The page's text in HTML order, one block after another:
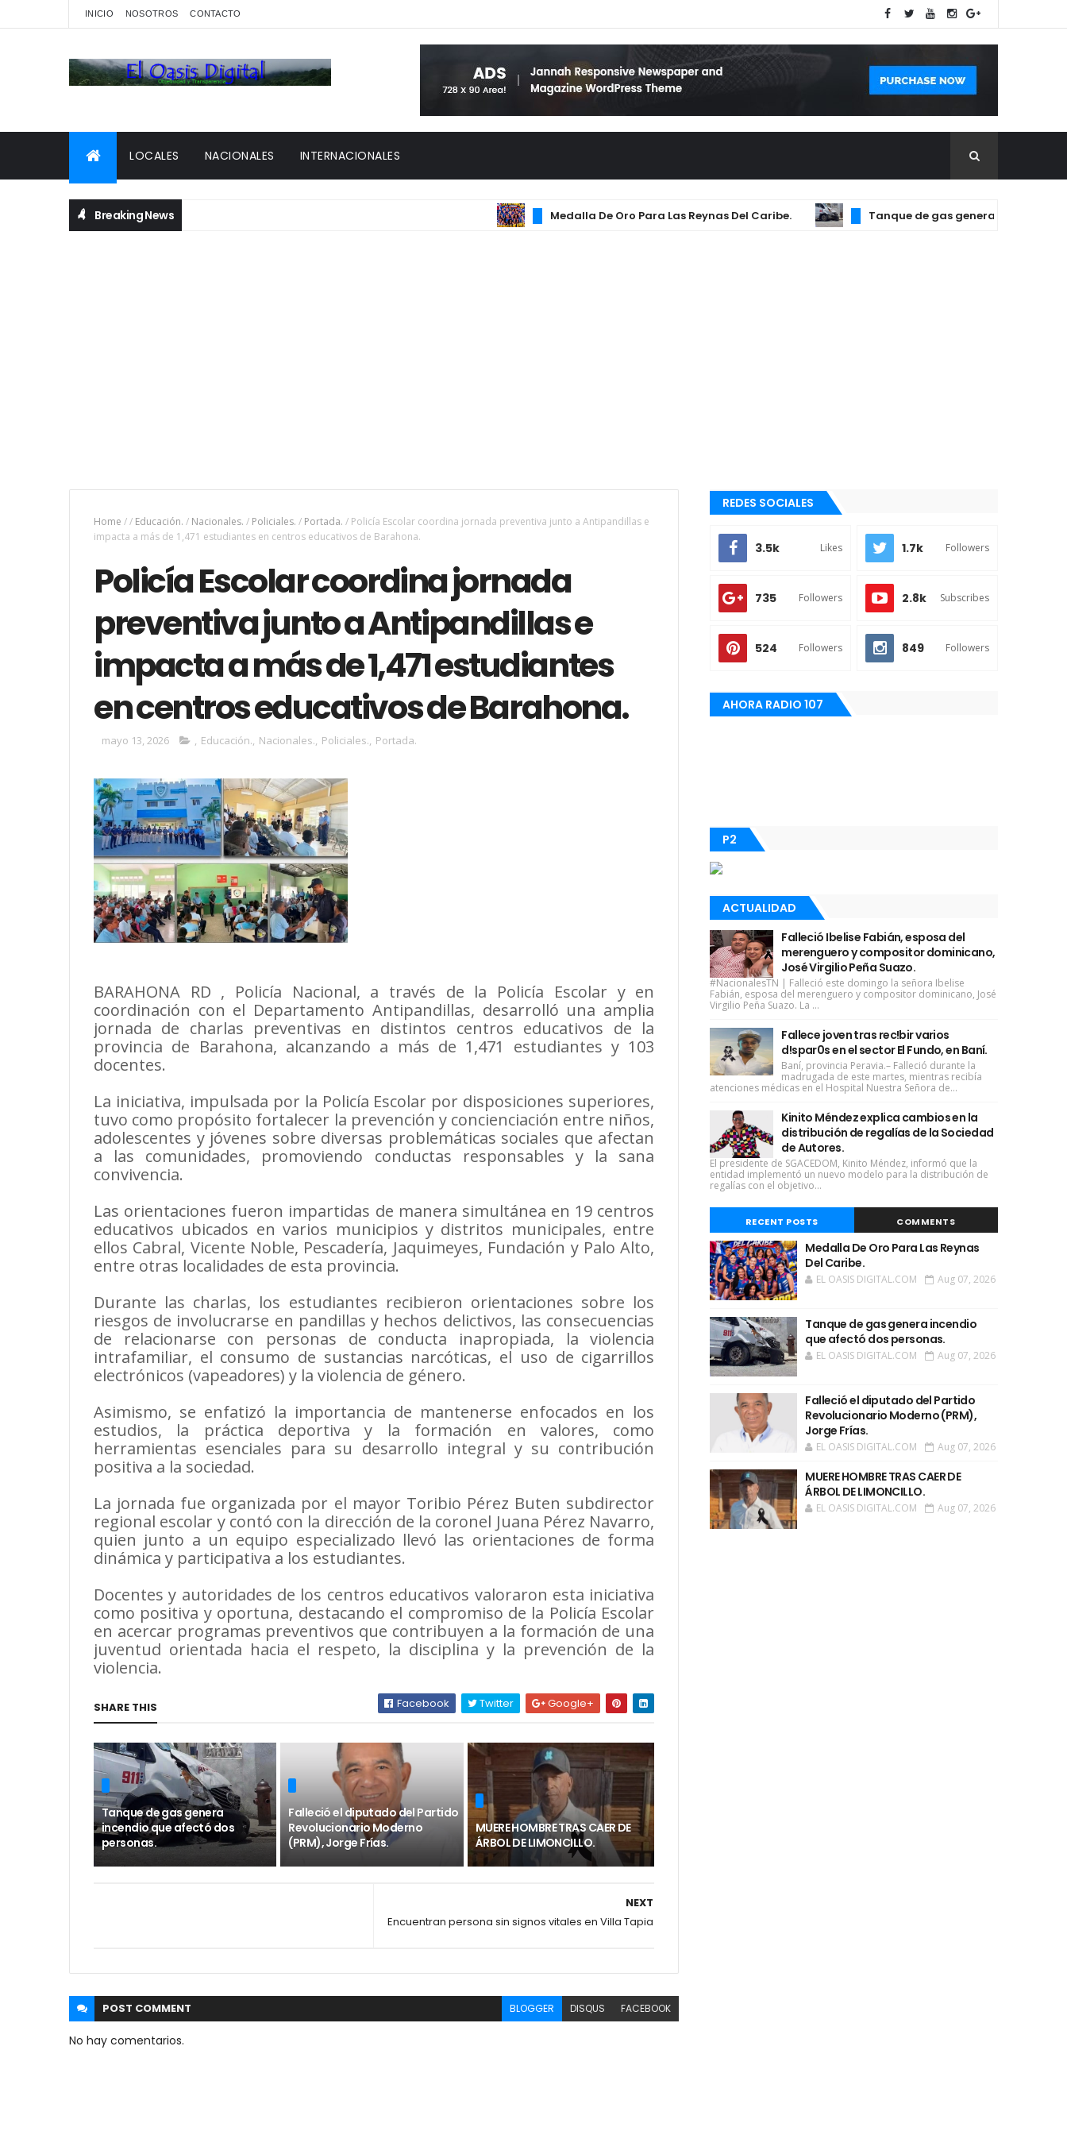
INICIO NOSOTROS CONTACTO
LOCALES NACIONALES INTERNACIONALES
Breaking News Medalla De Oro Para Las Reynas Del Caribe.
Tanque de gas genera incendio que
Home // Educación. / Nacionales. / Policiales. / Portada. / Policía Escolar coordina jornada preventiva junto a Antipandillas e
impacta a más de 1,471 estudiantes en centros educativos de Barahona.
Policía Escolar coordina jornada
preventiva junto a Antipandillas e
impacta a más de 1,471 estudiantes
en centros educativos de Barahona.
mayo 13, 2026 , Educación., Nacionales., Policiales., Portada.
BARAHONA RD , Policía Nacional, a través de la Policía Escolar y en
coordinación con el Departamento Antipandillas, desarrolló una amplia
jornada de charlas preventivas en distintos centros educativos de la
provincia de Barahona, alcanzando a más de 1,471 estudiantes y 103
docentes.
La iniciativa, impulsada por la Policía Escolar por disposiciones superiores,
tuvo como propósito fortalecer la prevención y concienciación entre niños,
adolescentes y jóvenes sobre diversas problemáticas sociales que afectan
a las comunidades, promoviendo conductas responsables y la sana
convivencia.
Las orientaciones fueron impartidas de manera simultánea en 19 centros
educativos ubicados en varios municipios y distritos municipales, entre
ellos Cabral, Vicente Noble, Pescadería, Jaquimeyes, Fundación y Palo Alto,
entre otras localidades de esta provincia.
Durante las charlas, los estudiantes recibieron orientaciones sobre los
riesgos de involucrarse en pandillas y hechos delictivos, las consecuencias
de relacionarse con personas de conducta inapropiada, la violencia
intrafamiliar, el consumo de sustancias narcóticas, el uso de cigarrillos
electrónicos (vapeadores) y la violencia de género.
Asimismo, se enfatizó la importancia de mantenerse enfocados en los
estudios, la práctica deportiva y la formación en valores, como
herramientas esenciales para su desarrollo integral y su contribución
positiva a la sociedad.
La jornada fue organizada por el mayor Toribio Pérez Buten subdirector
regional escolar y contó con la dirección de la coronel Juana Pérez Navarro,
quien junto a un equipo especializado llevó las orientaciones de forma
dinámica y participativa a los estudiantes.
Docentes y autoridades de los centros educativos valoraron esta iniciativa
como positiva y oportuna, destacando el compromiso de la Policía Escolar
en acercar programas preventivos que contribuyen a la formación de una
juventud orientada hacia el respeto, la disciplina y la prevención de la
violencia.
SHARE THIS Facebook Twitter Google+
Tanque de gas genera
incendio que afectó dos
personas.
Falleció el diputado del Partido
Revolucionario Moderno
(PRM), Jorge Frías.
MUERE HOMBRE TRAS CAER DE
ÁRBOL DE LIMONCILLO.
NEXT
Encuentran persona sin signos vitales en Villa Tapia
POST COMMENT BLOGGER DISQUS FACEBOOK
No hay comentarios.
REDES SOCIALES
3.5k Likes 1.7k Followers
735 Followers 2.8k Subscribes
524 Followers 849 Followers
AHORA RADIO 107
P2
ACTUALIDAD
Falleció Ibelise Fabián, esposa del
merenguero y compositor dominicano,
José Virgilio Peña Suazo.
#NacionalesTN | Falleció este domingo la señora Ibelise
Fabián, esposa del merenguero y compositor dominicano, José
Virgilio Peña Suazo. La ...
Fallece joven tras rec!bir varios
d!spar0s en el sector El Fundo, en Baní.
Baní, provincia Peravia.– Falleció durante la
madrugada de este martes, mientras recibía
atenciones médicas en el Hospital Nuestra Señora de...
Kinito Méndez explica cambios en la
distribución de regalías de la Sociedad
de Autores.
El presidente de SGACEDOM, Kinito Méndez, informó que la
entidad implementó un nuevo modelo para la distribución de
regalías con el objetivo...
RECENT POSTS COMMENTS
Medalla De Oro Para Las Reynas
Del Caribe.
EL OASIS DIGITAL.COM Aug 07, 2026
Tanque de gas genera incendio
que afectó dos personas.
EL OASIS DIGITAL.COM Aug 07, 2026
Falleció el diputado del Partido
Revolucionario Moderno (PRM),
Jorge Frías.
EL OASIS DIGITAL.COM Aug 07, 2026
MUERE HOMBRE TRAS CAER DE
ÁRBOL DE LIMONCILLO.
EL OASIS DIGITAL.COM Aug 07, 2026